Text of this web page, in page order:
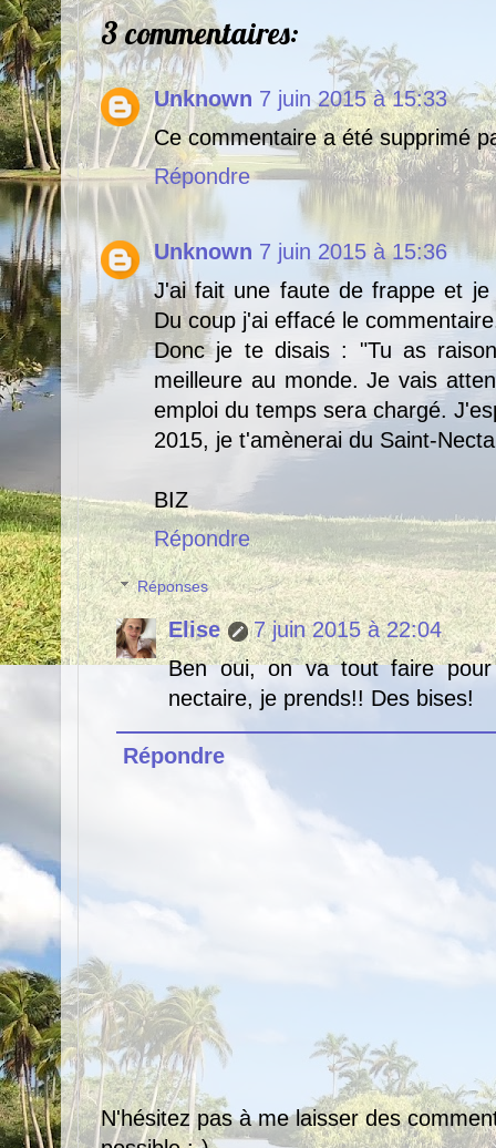
3 commentaires:
Unknown 7 juin 2015 à 15:33
Ce commentaire a été supprimé
Répondre
Unknown 7 juin 2015 à 15:36
J'ai fait une faute de frappe et
Du coup j'ai effacé le
Donc je te disais : "Tu as
meilleure au monde. Je vais
emploi du temps sera chargé.
2015, je t'amènerai du Saint-
BIZ
Répondre
Réponses
Elise
7 juin 2015 à 22:04
Ben oui, on va tout faire
nectaire, je prends!! Des bises!
Répondre
N'hésitez pas à me laisser des